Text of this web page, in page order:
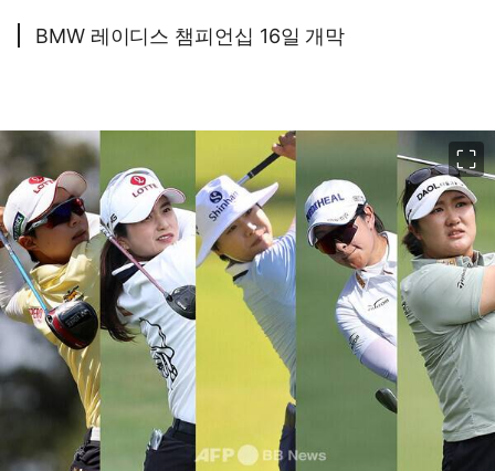
BMW 레이디스 챔피언십 16일 개막